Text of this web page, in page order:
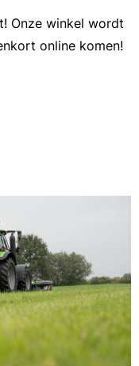
Onze winkel wordt
online komen!